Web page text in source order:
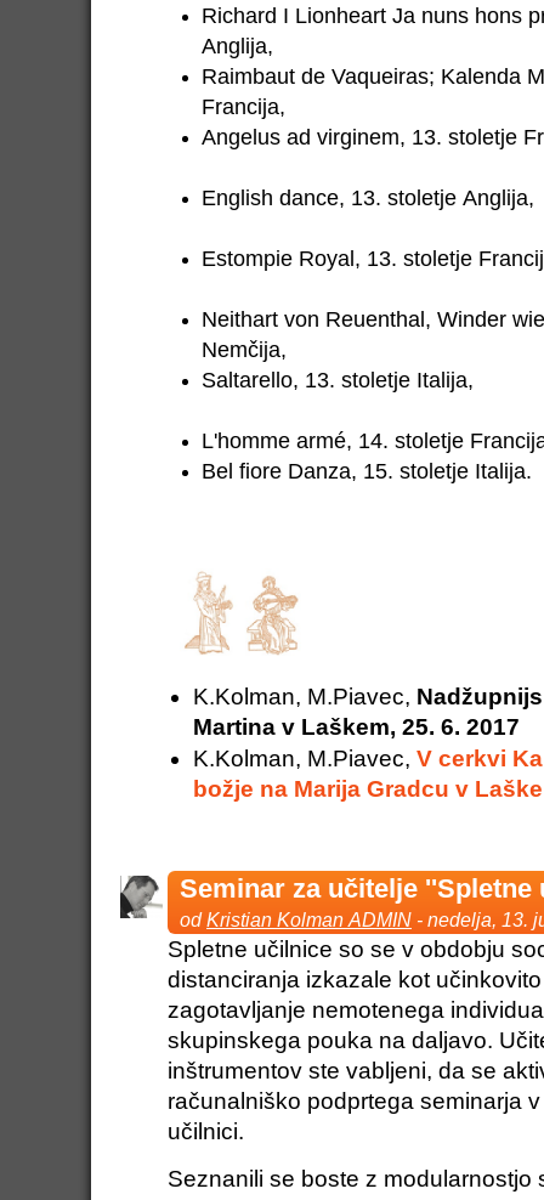
Richard I Lionheart Ja nuns hons
Anglija,
Raimbaut de Vaqueiras; Kalenda
Francija,
Angelus ad virginem, 13.
English dance, 13.
Estompie Royal, 13.
Neithart von Reuenthal, Winder
Nemčija,
Saltarello, 13.
L'homme armé, 14. stoletje
Bel fiore Danza, 15. stoletje Italija.
K.Kolman, M.Piavec,
Martina v Laškem,25. 6. 2017
K.Kolman, M.Piavec,V cerkvi
božje na Marija Gradcuv
Seminar za učitelje ''Spletne
odKristian Kolman ADMIN - nedelja, 13.
Spletne učilnice so se v obdobju
distanciranja izkazale kot
zagotavljanje nemotenega
skupinskega pouka na daljavo.
inštrumentov ste vabljeni, da se
računalniško podprtega seminarja
učilnici.
Seznanili se boste z modularnostjo